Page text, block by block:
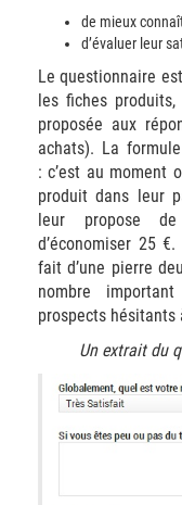
de mieux
d’évaluer leur
Le questionnaire
les fiches
proposée aux
achats). La
: c’est au moment
produit dans leur
leur propose
d’économiser 25
fait d’une pierre
nombre
prospects hésitants
Un extrait du